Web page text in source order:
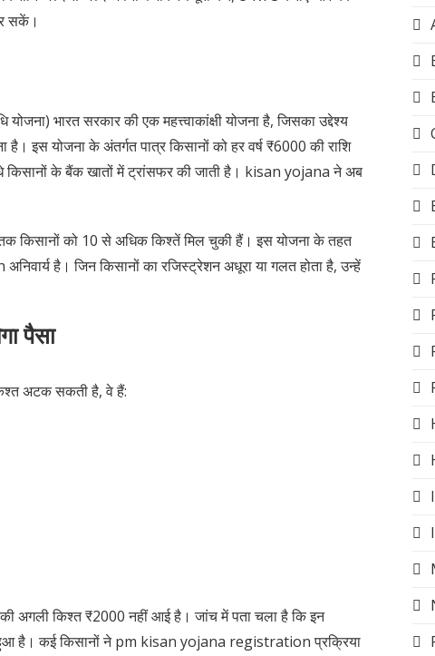
सकें।
भारत सरकार की एक महत्त्वाकांक्षी योजना है, जिसका उद्देश्य
इस योजना के अंतर्गत पात्र किसानों को हर वर्ष ₹6000 की राशि
किसानों के बैंक खातों में ट्रांसफर की जाती है। kisan yojana ने अब
किसानों को 10 से अधिक किश्तें मिल चुकी हैं। इस योजना के तहत
है। जिन किसानों का रजिस्ट्रेशन अधूरा या गलत होता है, उन्हें
पैसा
अटक सकती है, वे हैं:
अगली किश्त ₹2000 नहीं आई है। जांच में पता चला है कि इन
हुआ है। कई किसानों ने pm kisan yojana registration प्रक्रिया